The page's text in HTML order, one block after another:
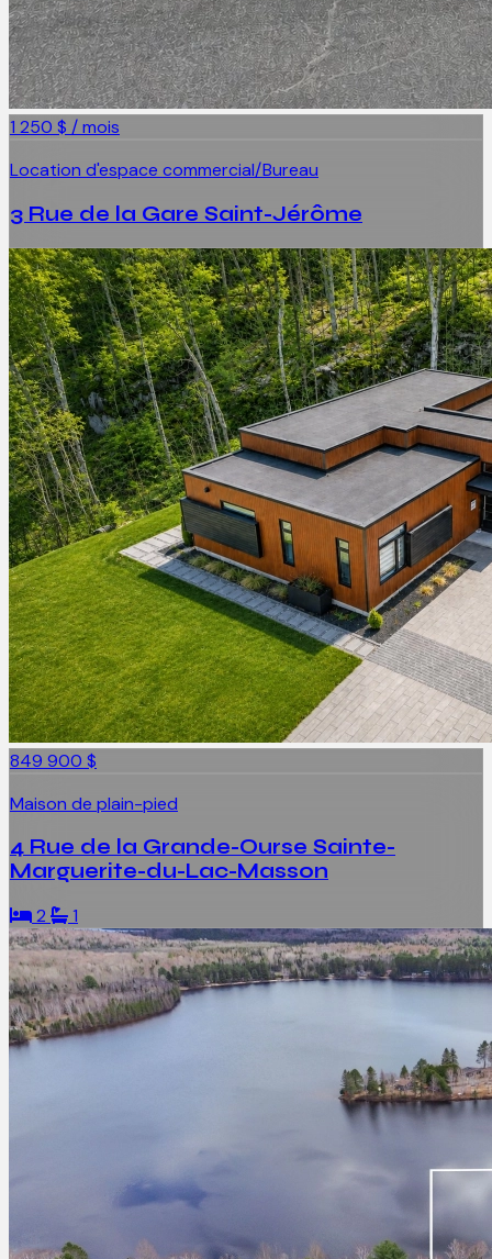
1 250 $ / mois
Location d'espace commercial/Bureau
3 Rue de la Gare Saint-Jérôme
849 900 $
Maison de plain-pied
4 Rue de la Grande-Ourse Sainte-
Marguerite-du-Lac-Masson
2 1